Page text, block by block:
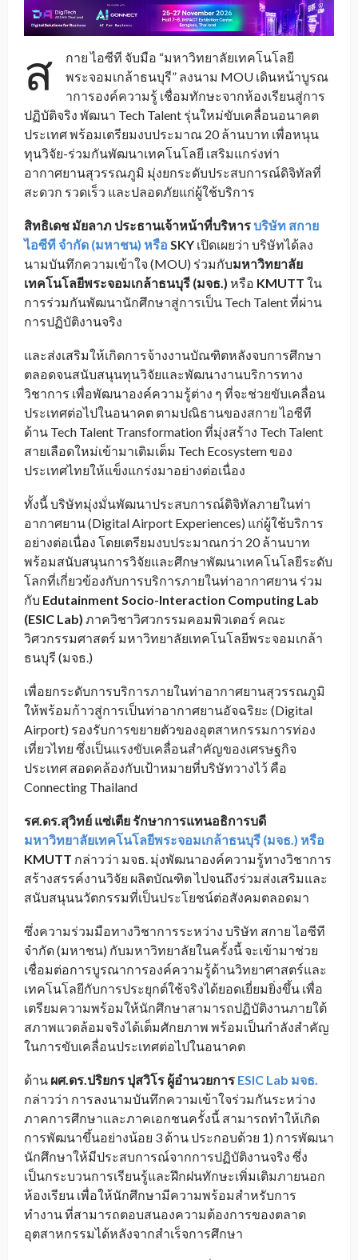
ส
กาย ไอซีที จับมือ “มหาวิทยาลัยเทคโนโลยี
พระจอมเกล้าธนบุรี” ลงนาม MOU เดินหน้าบูรณ
าการองค์ความรู้ เชื่อมทักษะจากห้องเรียนสู่การ
ปฏิบัติจริง พัฒนา Tech Talent รุ่นใหม่ขับเคลื่อนอนาคต
ประเทศ พร้อมเตรียมงบประมาณ 20 ล้านบาท เพื่อหนุน
ทุนวิจัย-ร่วมกันพัฒนาเทคโนโลยี เสริมแกร่งท่า
อากาศยานสุวรรณภูมิ มุ่งยกระดับประสบการณ์ดิจิทัลที่
สะดวก รวดเร็ว และปลอดภัยแก่ผู้ใช้บริการ
สิทธิเดช มัยลาภ ประธานเจ้าหน้าที่บริหารบริษัท สกาย
ไอซีที จำกัด (มหาชน) หรือ SKY เปิดเผยว่า บริษัทได้ลง
นามบันทึกความเข้าใจ (MOU) ร่วมกับมหาวิทยาลัย
เทคโนโลยีพระจอมเกล้าธนบุรี (มจธ.) หรือ KMUTT ใน
การร่วมกันพัฒนานักศึกษาสู่การเป็น Tech Talent ที่ผ่าน
การปฏิบัติงานจริง
และส่งเสริมให้เกิดการจ้างงานบัณฑิตหลังจบการศึกษา
ตลอดจนสนับสนุนทุนวิจัยและพัฒนางานบริการทาง
วิชาการ เพื่อพัฒนาองค์ความรู้ต่าง ๆ ที่จะช่วยขับเคลื่อน
ประเทศต่อไปในอนาคต ตามปณิธานของสกาย ไอซีที
ด้าน Tech Talent Transformation ที่มุ่งสร้าง Tech Talent
สายเลือดใหม่เข้ามาเติมเต็ม Tech Ecosystem ของ
ประเทศไทยให้แข็งแกร่งมาอย่างต่อเนื่อง
ทั้งนี้ บริษัทมุ่งมั่นพัฒนาประสบการณ์ดิจิทัลภายในท่า
อากาศยาน (Digital Airport Experiences) แก่ผู้ใช้บริการ
อย่างต่อเนื่อง โดยเตรียมงบประมาณกว่า 20 ล้านบาท
พร้อมสนับสนุนการวิจัยและศึกษาพัฒนาเทคโนโลยีระดับ
โลกที่เกี่ยวข้องกับการบริการภายในท่าอากาศยาน ร่วม
กับ Edutainment Socio-Interaction Computing Lab
(ESIC Lab) ภาควิชาวิศวกรรมคอมพิวเตอร์ คณะ
วิศวกรรมศาสตร์ มหาวิทยาลัยเทคโนโลยีพระจอมเกล้า
ธนบุรี (มจธ.)
เพื่อยกระดับการบริการภายในท่าอากาศยานสุวรรณภูมิ
ให้พร้อมก้าวสู่การเป็นท่าอากาศยานอัจฉริยะ (Digital
Airport) รองรับการขยายตัวของอุตสาหกรรมการท่อง
เที่ยวไทย ซึ่งเป็นแรงขับเคลื่อนสำคัญของเศรษฐกิจ
ประเทศ สอดคล้องกับเป้าหมายที่บริษัทวางไว้ คือ
Connecting Thailand
รศ.ดร.สุวิทย์ แซ่เตีย รักษาการแทนอธิการบดี
มหาวิทยาลัยเทคโนโลยีพระจอมเกล้าธนบุรี (มจธ.) หรือ
KMUTT กล่าวว่า มจธ. มุ่งพัฒนาองค์ความรู้ทางวิชาการ
สร้างสรรค์งานวิจัย ผลิตบัณฑิต ไปจนถึงร่วมส่งเสริมและ
สนับสนุนนวัตกรรมที่เป็นประโยชน์ต่อสังคมตลอดมา
ซึ่งความร่วมมือทางวิชาการระหว่าง บริษัท สกาย ไอซีที
จำกัด (มหาชน) กับมหาวิทยาลัยในครั้งนี้ จะเข้ามาช่วย
เชื่อมต่อการบูรณาการองค์ความรู้ด้านวิทยาศาสตร์และ
เทคโนโลยีกับการประยุกต์ใช้จริงได้ยอดเยี่ยมยิ่งขึ้น เพื่อ
เตรียมความพร้อมให้นักศึกษาสามารถปฏิบัติงานภายใต้
สภาพแวดล้อมจริงได้เต็มศักยภาพ พร้อมเป็นกำลังสำคัญ
ในการขับเคลื่อนประเทศต่อไปในอนาคต
ด้าน ผศ.ดร.ปริยกร ปุสวิโร ผู้อำนวยการ ESIC Lab มจธ.
กล่าวว่า การลงนามบันทึกความเข้าใจร่วมกันระหว่าง
ภาคการศึกษาและภาคเอกชนครั้งนี้ สามารถทำให้เกิด
การพัฒนาขึ้นอย่างน้อย 3 ด้าน ประกอบด้วย 1) การพัฒนา
นักศึกษาให้มีประสบการณ์จากการปฏิบัติงานจริง ซึ่ง
เป็นกระบวนการเรียนรู้และฝึกฝนทักษะเพิ่มเติมภายนอก
ห้องเรียน เพื่อให้นักศึกษามีความพร้อมสำหรับการ
ทำงาน ที่สามารถตอบสนองความต้องการของตลาด
อุตสาหกรรมได้หลังจากสำเร็จการศึกษา